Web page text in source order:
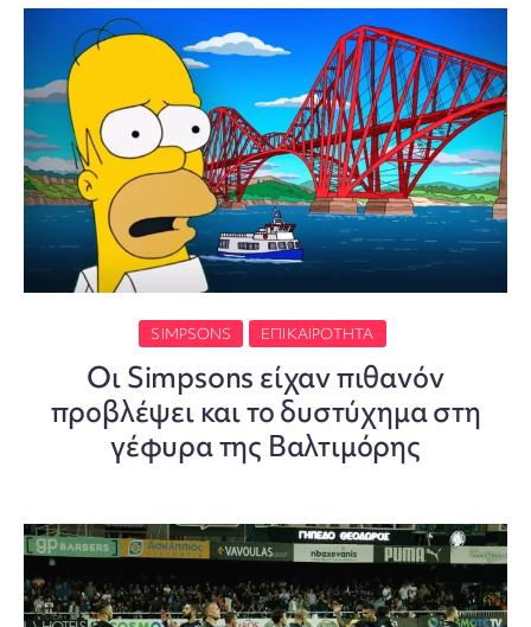
SIMPSONS ΕΠΙΚΑΙΡΌΤΗΤΑ
Οι Simpsons είχαν πιθανόν
προβλέψει και το δυστύχημα στη
γέφυρα της Βαλτιμόρης